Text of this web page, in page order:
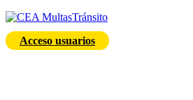
Acceso usuarios